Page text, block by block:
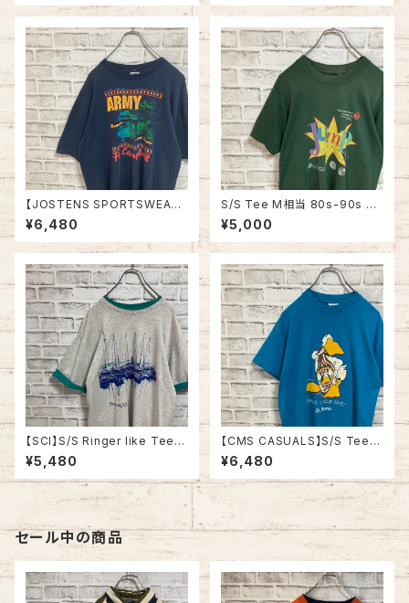
e Tee 米軍兵士帰還歓迎 Tシ
ジ 星条旗 シングルステッチ アメ
リカ USA 古着
ンガーライク レイヤード Tシャ
トリート JAZZ 楽器 アルコール
ヴィンテージ シングルステッチ
アメリカ USA レトロ 古着
【JOSTENS SPORTSWEAR】
S/S Tee L 90s Made in US
A “Ft.Campbell” vintage AR
MY Tee USA製 米陸軍 アーミ
ィンテージ シングルステッチ ア
メリカ USA 古着
¥6,480
S/S Tee M相当 80s-90s vi
ntage バックプリント 両面プリ
ント Tシャツ シングルステッチ
チャリティ イベント アメリカ US
¥5,000
【SCI】S/S Ringer like Tee X
L 90s Made in USA vintage
リンガーライク レイヤード Tシ
ャツ アート リゾート地 ヨット ス
ーベニア シングルステッチ アメ
リカ USA レトロ 古着
¥5,480
【CMS CASUALS】S/S Tee L
80s-90s Made in USA “DU
CK LIGHT” vintage USA製
ダックライト アニマル ビール ア
ステッチ アメリカ USA レトロ
¥6,480
セール中の商品